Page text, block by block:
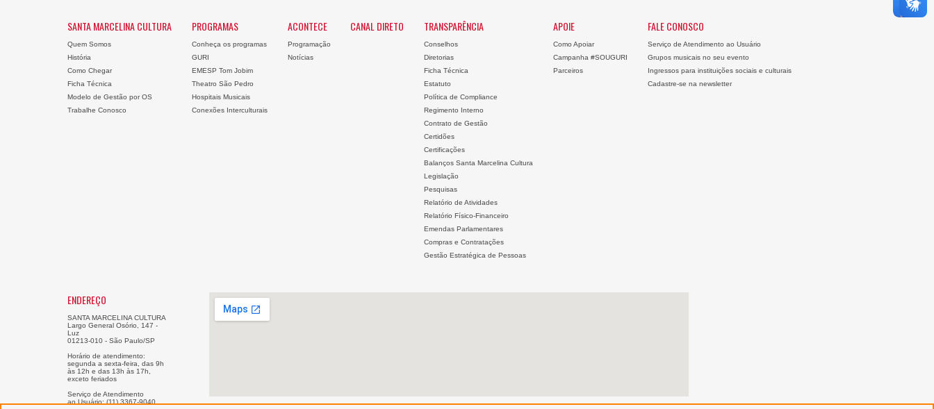
SANTA MARCELINA CULTURA
Quem Somos
História
Como Chegar
Ficha Técnica
Modelo de Gestão por OS
Trabalhe Conosco
PROGRAMAS
Conheça os programas
GURI
EMESP Tom Jobim
Theatro São Pedro
Hospitais Musicais
Conexões Interculturais
ACONTECE
Programação
Notícias
CANAL DIRETO TRANSPARÊNCIA
Conselhos
Diretorias
Ficha Técnica
Estatuto
Política de Compliance
Regimento Interno
Contrato de Gestão
Certidões
Certificações
Balanços Santa Marcelina Cultura
Legislação
Pesquisas
Relatório de Atividades
Relatório Físico-Financeiro
Emendas Parlamentares
Compras e Contratações
Gestão Estratégica de Pessoas
APOIE
Como Apoiar
Campanha #SOUGURI
Parceiros
FALE CONOSCO
Serviço de Atendimento ao Usuário
Grupos musicais no seu evento
Ingressos para instituições sociais e culturais
Cadastre-se na newsletter
ENDEREÇO
SANTA MARCELINA CULTURA
Largo General Osório, 147 -
Luz
01213-010 - São Paulo/SP
Horário de atendimento:
segunda a sexta-feira, das 9h
às 12h e das 13h às 17h,
exceto feriados
Serviço de Atendimento
ao Usuário: (11) 3367-9040